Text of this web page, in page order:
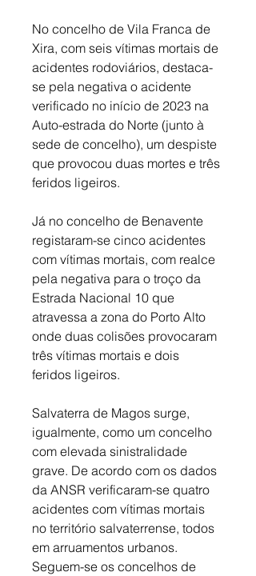
No concelho de Vila Franca de
Xira, com seis vítimas mortais de
acidentes rodoviários, destaca-
se pela negativa o acidente
verificado no início de 2023 na
Auto-estrada do Norte (junto à
sede de concelho), um despiste
que provocou duas mortes e três
feridos ligeiros.
Já no concelho de Benavente
registaram-se cinco acidentes
com vítimas mortais, com realce
pela negativa para o troço da
Estrada Nacional 10 que
atravessa a zona do Porto Alto
onde duas colisões provocaram
três vítimas mortais e dois
feridos ligeiros.
Salvaterra de Magos surge,
igualmente, como um concelho
com elevada sinistralidade
grave. De acordo com os dados
da ANSR verificaram-se quatro
acidentes com vítimas mortais
no território salvaterrense, todos
em arruamentos urbanos.
Seguem-se os concelhos de